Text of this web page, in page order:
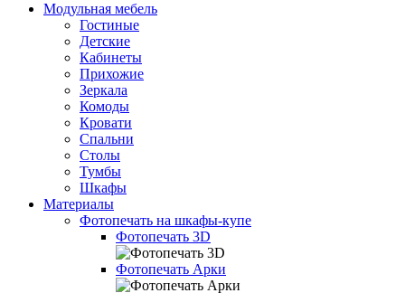
Модульная мебель
Гостиные
Детские
Кабинеты
Прихожие
Зеркала
Комоды
Кровати
Спальни
Столы
Тумбы
Шкафы
Материалы
Фотопечать на шкафы-купе
Фотопечать 3D
Фотопечать Арки